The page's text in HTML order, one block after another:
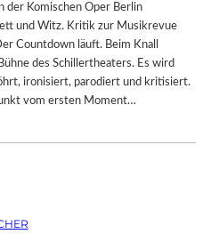
der Komischen Oper Berlin
und Witz. Kritik zur Musikrevue
Countdown läuft. Beim Knall
des Schillertheaters. Es wird
ironisiert, parodiert und kritisiert.
vom ersten Moment…